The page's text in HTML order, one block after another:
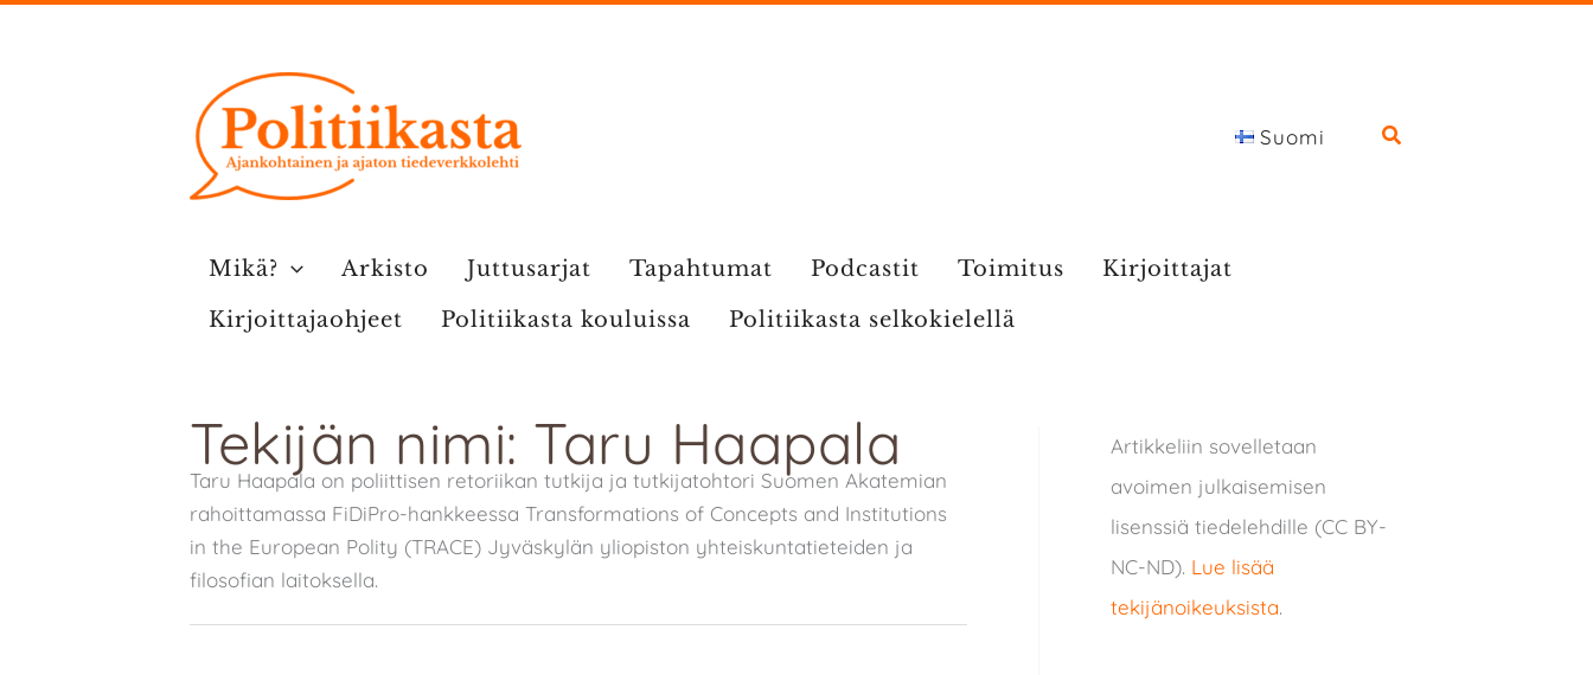
Suomi
Mikä? Arkisto Juttusarjat Tapahtumat Podcastit Toimitus
Kirjoittajat
Kirjoittajaohjeet
Politiikasta kouluissa Politiikasta selkokielellä
Tekijän nimi: Taru Haapala
Taru Haapala on poliittisen retoriikan tutkija ja tutkijatohtori Suomen Akatemian
rahoittamassa FiDiPro-hankkeessa Transformations of Concepts and Institutions
in the European Polity (TRACE) Jyväskylän yliopiston yhteiskuntatieteiden ja
filosofian laitoksella.
Artikkeliin sovelletaan
avoimen julkaisemisen
lisenssiä tiedelehdille (CC BY-
NC-ND). Lue lisää
tekijänoikeuksista.